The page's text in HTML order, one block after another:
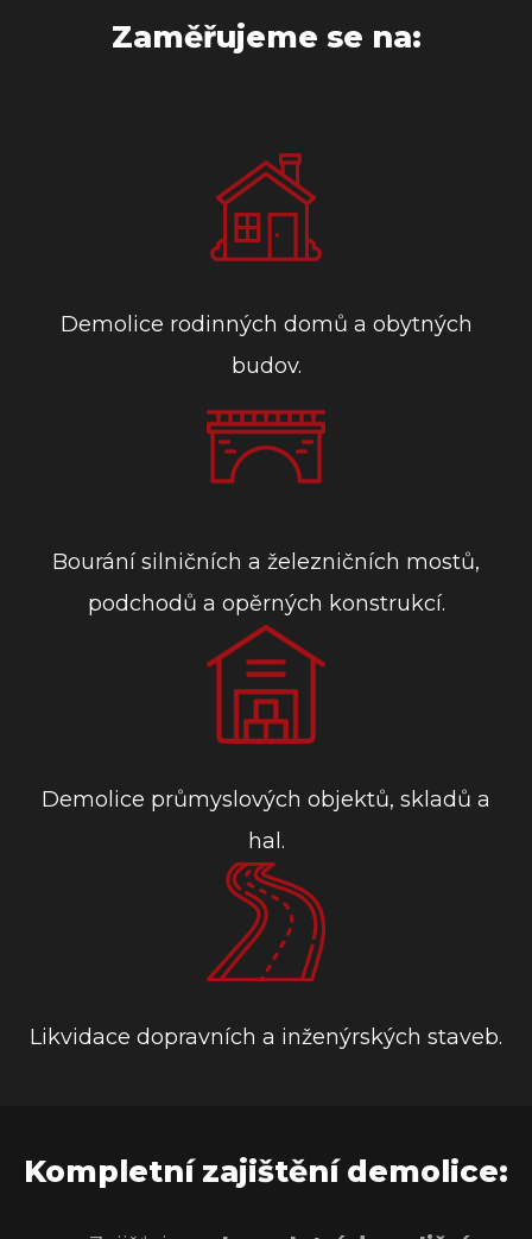
Zaměřujeme se na:
Demolice rodinných domů a obytných
budov.
Bourání silničních a železničních mostů,
podchodů a opěrných konstrukcí.
Demolice průmyslových objektů, skladů a
hal.
Likvidace dopravních a inženýrských staveb.
Kompletní zajištění demolice: